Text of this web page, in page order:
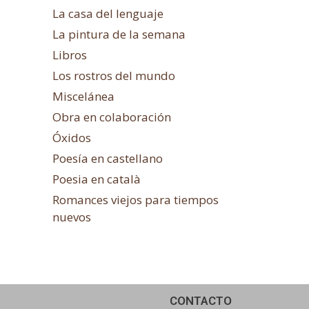
La casa del lenguaje
La pintura de la semana
Libros
Los rostros del mundo
Miscelánea
Obra en colaboración
Óxidos
Poesía en castellano
Poesia en català
Romances viejos para tiempos
nuevos
CONTACTO